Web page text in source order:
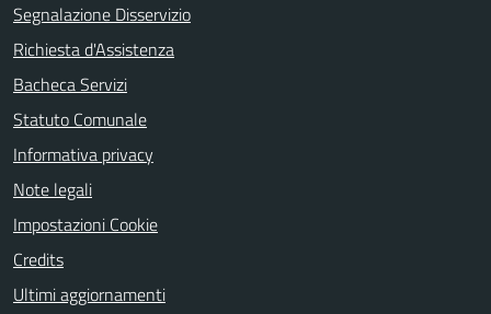
Segnalazione Disservizio
Richiesta d'Assistenza
Bacheca Servizi
Statuto Comunale
Informativa privacy
Note legali
Impostazioni Cookie
Credits
Ultimi aggiornamenti